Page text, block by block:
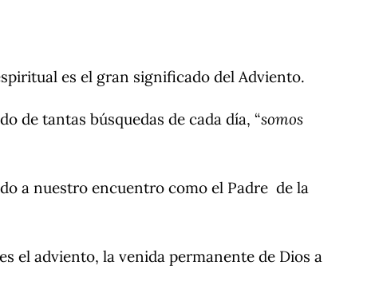
es el gran significado del Adviento.
de tantas búsquedas de cada día, “somos
a nuestro encuentro como el Padre de la
el adviento, la venida permanente de Dios a